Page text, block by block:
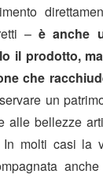
–è anche
il prodotto,
che
un
alle bellezze
In molti casi la